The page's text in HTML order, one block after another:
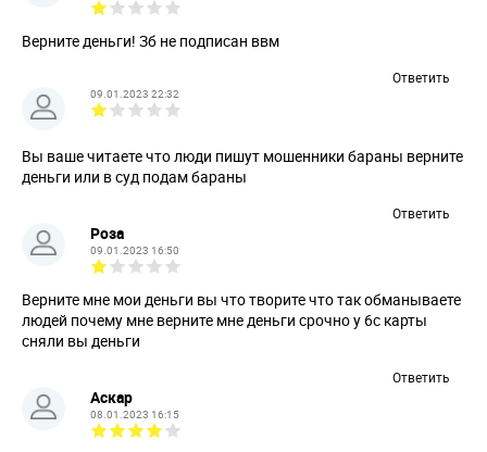
Верните деньги! Зб не подписан ввм
Ответить
09.01.2023 22:32
Вы ваше читаете что люди пишут мошенники бараны верните
деньги или в суд подам бараны
Ответить
Роза
09.01.2023 16:50
Верните мне мои деньги вы что творите что так обманываете
людей почему мне верните мне деньги срочно у 6с карты
сняли вы деньги
Ответить
Аскар
08.01.2023 16:15